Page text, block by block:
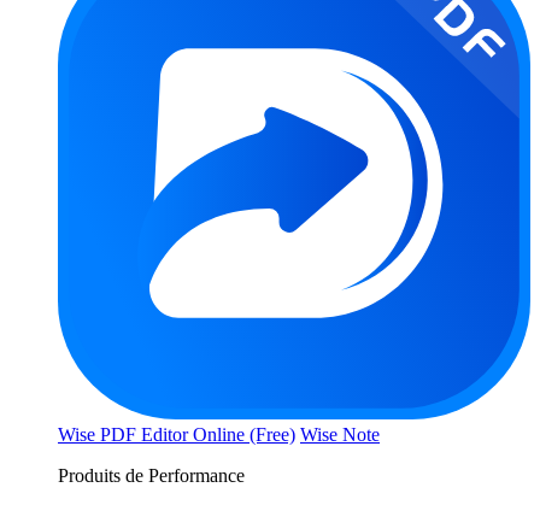
Wise PDF Editor Online (Free) Wise Note
Produits de Performance